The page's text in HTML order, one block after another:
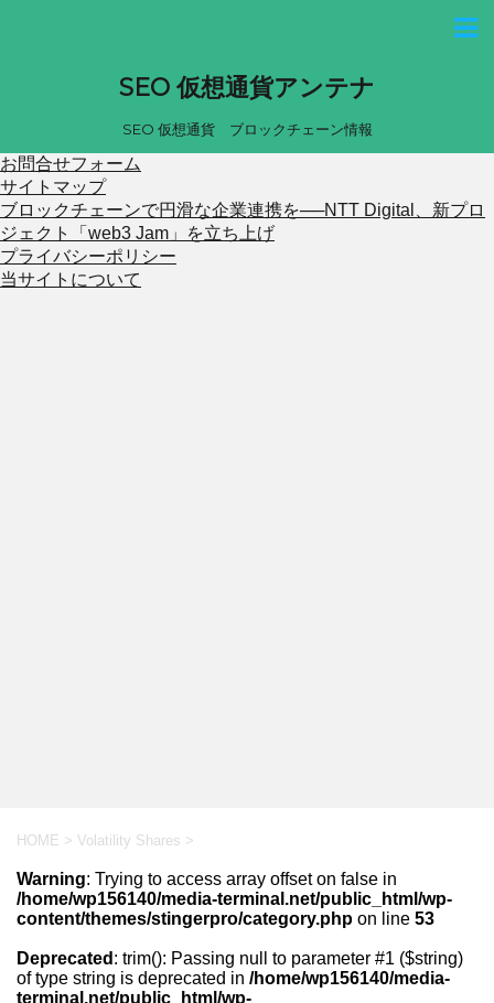
SEO 仮想通貨アンテナ
SEO 仮想通貨 ブロックチェーン情報
お問合せフォーム
サイトマップ
ブロックチェーンで円滑な企業連携を──NTT Digital、新プロ
ジェクト「web3 Jam」を立ち上げ
プライバシーポリシー
当サイトについて
HOME > Volatility Shares >
Warning: Trying to access array offset on false in
/home/wp156140/media-terminal.net/public_html/wp-
content/themes/stingerpro/category.php on line 53
Deprecated : trim(): Passing null to parameter #1 ($string)
of type string is deprecated in /home/wp156140/media-
terminal.net/public_html/wp-